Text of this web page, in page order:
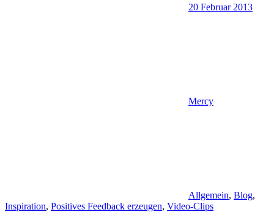
20 Februar 2013
Mercy
Allgemein, Blog,
Inspiration, Positives Feedback erzeugen, Video-Clips